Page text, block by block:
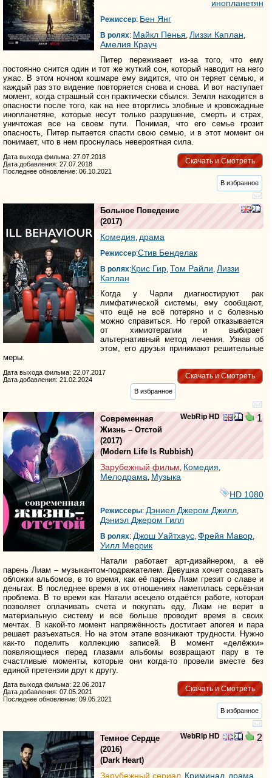
инопланетян
Режиссер: Бен Янг
В ролях: Майкл Пенья, Лиззи Каплан,
Амелия Крауч
Питер переживает из-за того, что ему
постоянно снится один и тот же жуткий сон, который наводит на него
ужас. В этом ночном кошмаре ему видится, что он теряет семью, и
каждый раз это видение повторяется снова и снова. И вот наступает
момент, когда страшный сон практически сбылся. Земля находится в
опасности после того, как на нее вторглись злобные и кровожадные
инопланетяне, которые несут только разрушение, смерть и страх,
уничтожая все на своем пути. Понимая, что его семье грозит
опасность, Питер пытается спасти свою семью, и в этот момент он
понимает, что в нем проснулась невероятная сила.
Скачать и Смотреть
Дата выхода фильма: 27.07.2018
Дата добавления: 27.07.2018
Последнее обновление: 06.10.2021
В избранное
Больное Поведение
(2017)
Комедия, драма
Режиссер:Стив Бенделак
В ролях:Крис Гир, Том Райли, Лиззи
Каплан
Когда у Чарли диагностируют рак
лимфатической системы, ему сообщают,
что ещё не всё потеряно и с болезнью
можно справиться. Но герой отказывается
от химиотерапии и выбирает
альтернативный метод лечения. Узнав об
этом, его друзья принимают решительные
меры.
Скачать и Смотреть
Дата выхода фильма: 22.07.2017
Дата добавления: 21.02.2024
В избранное
WebRip HD 1
Современная
Жизнь – Отстой
(2017)
(Modern Life Is Rubbish)
Зарубежный фильм Комедия
Мелодрама Музыка
HD 1080
Режиссеры: Дэниел Джером Джилл
Дэниэл Джером Гилл
В ролях: Джош Уайтхаус Фрейя Мавор
Уилл Меррик
Натали работает арт-дизайнером, а её
парень Лиам – музыкантом-подражателем. Девушка хочет создавать
обложки альбомов, в то время, как её парень Лиам грезит о славе и
деньгах. В последнее время в их отношениях наметилась серьёзная
проблема. В то время как Натали всецело отдаётся работе, которая
позволяет оплачивать счета и покупать еду, Лиам не верит в
материальную систему и всё больше проводит время в своих
мечтах. В какой-то момент напряжённость достигает апогея и пара
решает разъехаться. Но на этом этапе возникают трудности. Нужно
как-то поделить коллекцию записей. В момент «делёжки»
появляющиеся перед глазами альбомы возвращают пару в те
счастливые моменты, которые они когда-то провели вместе без
единой претензии друг к другу.
Скачать и Смотреть
Дата выхода фильма: 22.06.2017
Дата добавления: 07.05.2021
Последнее обновление: 09.05.2021
В избранное
WebRip HD 2
Темное Сердце
(2016)
(Dark Heart)
Зарубежный сериал Криминал драма